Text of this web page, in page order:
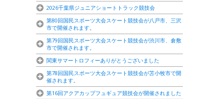
2026千葉県ジュニアショートトラック競技会
第80回国民スポーツ大会スケート競技会が八戸市、三沢
市で開催されます。
第79回国民スポーツ大会スケート競技会が渋川市、倉敷
市で開催されます。
関東サマートロフィーありがとうございました
第78回国民スポーツ大会スケート競技会が苫小牧市で開
催されます。
第16回アクアカップフュギュア競技会が開催されました